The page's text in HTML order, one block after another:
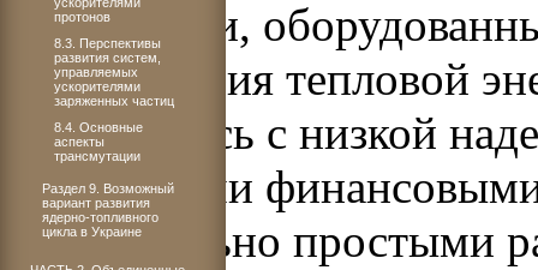
реакторами,
превращения тепловой
столкнулись с низкой
и крупными
сравнительно простыми
протонов
8.3. Перспективы
развития систем,
управляемых
ускорителями
заряженных частиц
8.4. Основные
аспекты
трансмутации
Раздел 9. Возможный
вариант развития
ядерно-топливного
цикла в Украине